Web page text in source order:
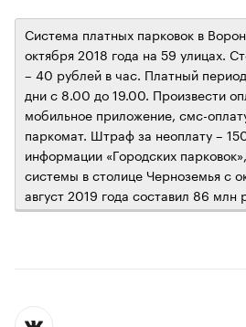
Система платных парковок в
октября 2018 года на 59 улицах.
– 40 рублей в час. Платный
дни с 8.00 до 19.00. Произвести
мобильное приложение, смс-
паркомат. Штраф за неоплату –
информации «Городских
системы в столице Черноземья с
август 2019 года составил 86 млн